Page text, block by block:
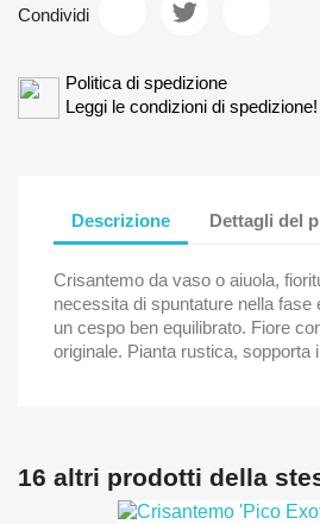
Condividi
Politica di spedizione
Leggi le condizioni di spedizione!
Descrizione Dettagli del
Crisantemo da vaso o aiuola,
necessita di spuntature nella fase
un cespo ben equilibrato. Fiore
originale. Pianta rustica, sopporta
16 altri prodotti della